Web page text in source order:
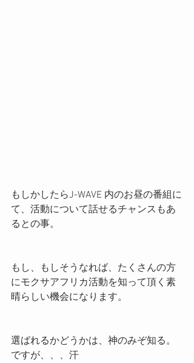
もしかしたらJ-WAVE 内のお昼の番組に
て、活動について話せるチャンスもあ
るとの事。
もし、もしそうなれば、たくさんの方
にモクサアフリカ活動を知って頂く素
晴らしい機会になります。
選ばれるかどうかは、神のみぞ知る。
ですが、、、汗